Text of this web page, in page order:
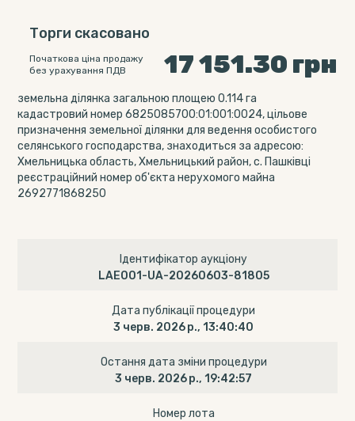
Торги скасовано
Початкова ціна продажу
без урахування ПДВ
17 151.30 грн
земельна ділянка загальною площею 0.114 га
кадастровий номер 6825085700:01:001:0024, цільове
призначення земельної ділянки для ведення особистого
селянського господарства, знаходиться за адресою:
Хмельницька область, Хмельницький район, с. Пашківці
реєстраційний номер об'єкта нерухомого майна
2692771868250
Ідентифікатор аукціону
LAE001-UA-20260603-81805
Дата публікації процедури
3 черв. 2026 р., 13:40:40
Остання дата зміни процедури
3 черв. 2026 р., 19:42:57
Номер лота